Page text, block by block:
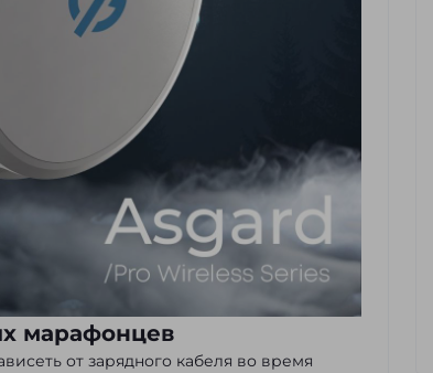
марафонцев
от зарядного кабеля во время